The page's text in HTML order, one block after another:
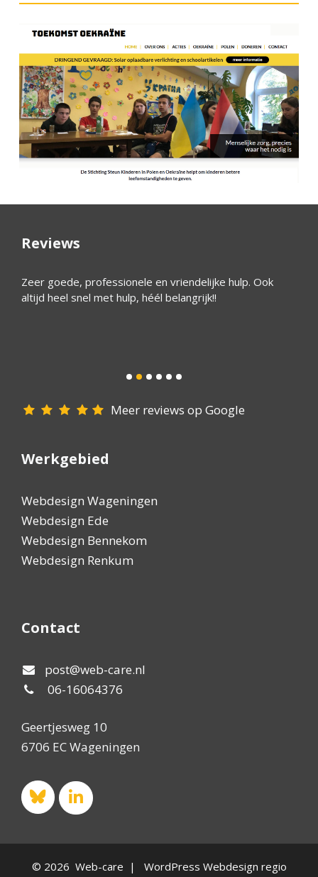
Reviews
Zeer goede, professionele en vriendelijke hulp. Ook
altijd heel snel met hulp, héél belangrijk!!
Meer reviews op Google
Werkgebied
Webdesign Wageningen
Webdesign Ede
Webdesign Bennekom
Webdesign Renkum
Contact
post@web-care.nl
06-16064376
Geertjesweg 10
6706 EC Wageningen
© 2026 Web-care | WordPress Webdesign regio